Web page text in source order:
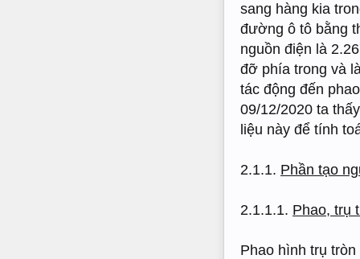
sang hàng kia
đường ô tô bằng
nguồn điện là
đỡ phía trong và
tác động đến
09/12/2020 ta
liệu này để tính
2.1.1. Phần tạo
2.1.1.1. Phao, trụ
Phao hình trụ